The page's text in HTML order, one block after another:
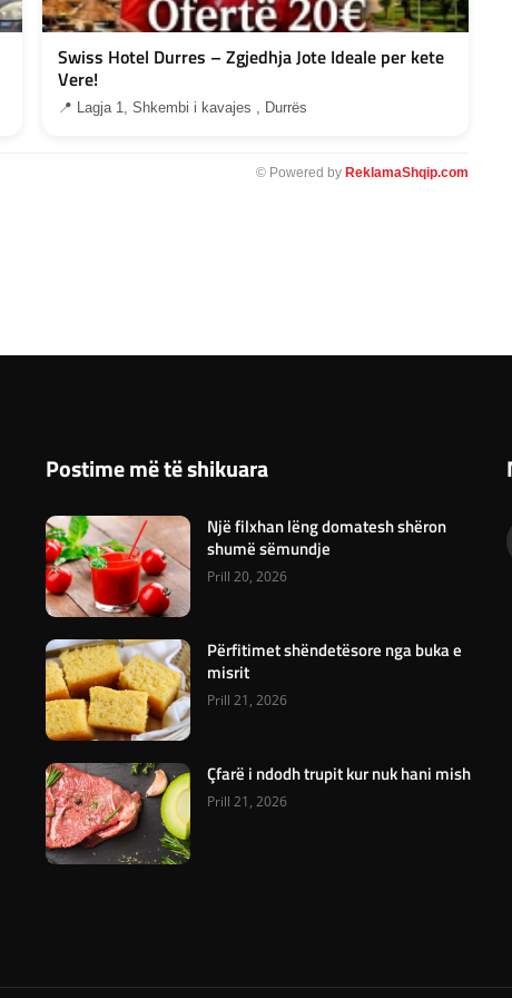
Swiss Hotel Durres – Zgjedhja Jote Ideale per kete
Vere!
📍 Lagja 1, Shkembi i kavajes , Durrës
© Powered by ReklamaShqip.com
Postime më të shikuara
Një filxhan lëng domatesh shëron
shumë sëmundje
Prill 20, 2026
Përfitimet shëndetësore nga buka e
misrit
Prill 21, 2026
Çfarë i ndodh trupit kur nuk hani mish
Prill 21, 2026